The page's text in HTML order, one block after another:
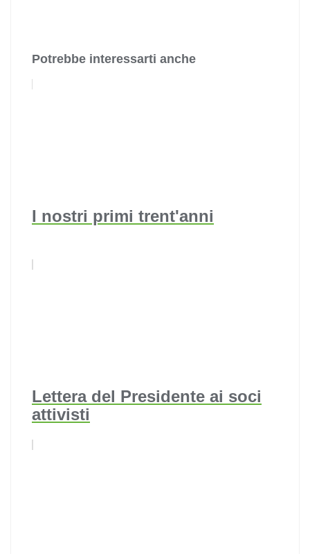
Potrebbe interessarti anche
I nostri primi trent'anni
Lettera del Presidente ai soci
attivisti